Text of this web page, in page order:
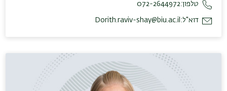
טלפון:072-2644972
דוא"ל: Dorith.raviv-shay@biu.ac.il